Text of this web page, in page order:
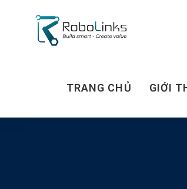
TRANG CHỦ GIỚI